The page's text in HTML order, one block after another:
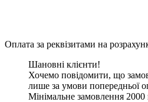
Оплата за реквізитами на
Шановні клієнти!
Хочемо повідомити, що
лише за умови попередньої
Мінімальне замовлення 2000